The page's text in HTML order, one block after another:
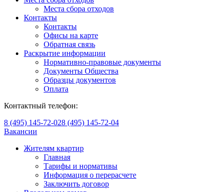
Места сбора отходов
Контакты
Контакты
Офисы на карте
Обратная связь
Раскрытие информации
Нормативно-правовые документы
Документы Общества
Образцы документов
Оплата
Контактный телефон:
8 (495) 145-72-028 (495) 145-72-04
Вакансии
Жителям квартир
Главная
Тарифы и нормативы
Информация о перерасчете
Заключить договор